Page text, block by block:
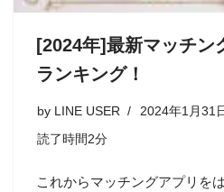
[2024年]最新マッチン
ランキング！
by LINE USER 2024年1月31
読了時間2分
これからマッチングアプリを